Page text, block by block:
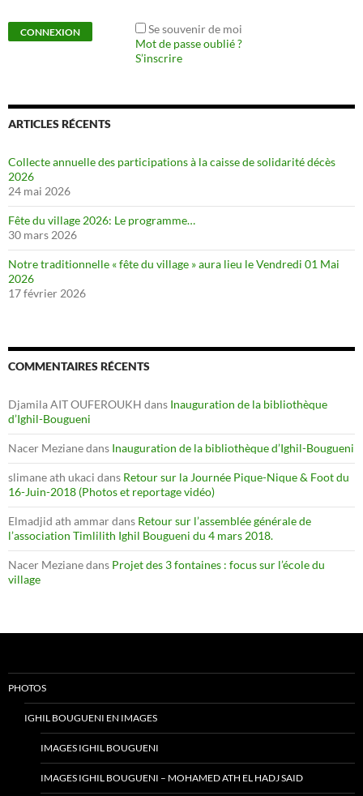
Se souvenir de moi
Mot de passe oublié ?
S’inscrire
ARTICLES RÉCENTS
Collecte annuelle des participations à la caisse de solidarité décès
2026
24 mai 2026
Fête du village 2026: Le programme…
30 mars 2026
Notre traditionnelle « fête du village » aura lieu le Vendredi 01 Mai
2026
17 février 2026
COMMENTAIRES RÉCENTS
Djamila AIT OUFEROUKH dans Inauguration de la bibliothèque
d’Ighil-Bougueni
Nacer Mezianedans Inauguration de la bibliothèque d’Ighil-Bougueni
slimane ath ukaci dans Retour sur la Journée Pique-Nique & Foot du
16-Juin-2018 (Photos et reportage vidéo)
Elmadjid ath ammardans Retour sur l’assemblée générale de
l’association Timlilith Ighil Bougueni du 4 mars 2018.
Nacer Mezianedans Projet des 3 fontaines : focus sur l’école du
village
PHOTOS
IGHIL BOUGUENI EN IMAGES
IMAGES IGHIL BOUGUENI
IMAGES IGHIL BOUGUENI – MOHAMED ATH EL HADJ SAID